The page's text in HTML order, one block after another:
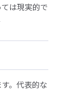
は現実的で
。代表的な